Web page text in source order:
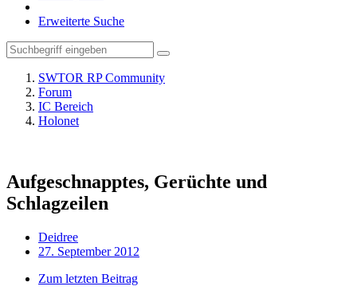
Erweiterte Suche
SWTOR RP Community
Forum
IC Bereich
Holonet
Aufgeschnapptes, Gerüchte und
Schlagzeilen
Deidree
27. September 2012
Zum letzten Beitrag